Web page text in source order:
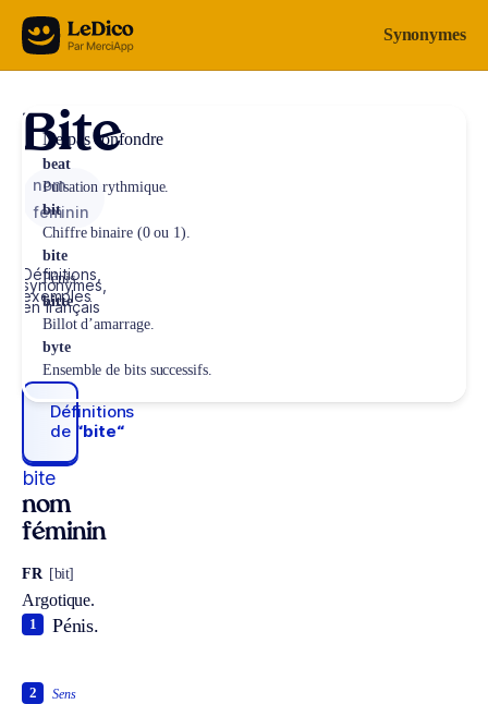
Aller au contenu Synonymes
Bite
nom
féminin
Définitions,
synonymes,
exemples
en français
Définitions
de “bite“
bite
nom
féminin
FR [bit]
Argotique.
Pénis.
1
Sens
2
Ne pas confondre
beat
Pulsation rythmique.
bit
Chiffre binaire (0 ou 1).
bite
Pénis.
bitte
Billot d’amarrage.
byte
Ensemble de bits successifs.